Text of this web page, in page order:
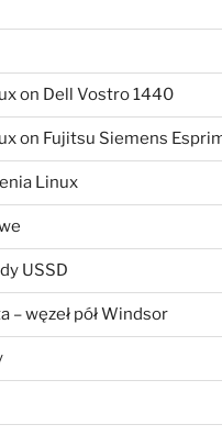
on Dell Vostro 1440
on Fujitsu Siemens
Linux
USSD
– węzeł pół Windsor